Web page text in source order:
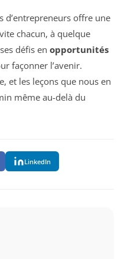
d’entrepreneurs offre une
chacun, à quelque
défis en opportunités
façonner l’avenir.
et les leçons que nous en
même au-delà du
LinkedIn